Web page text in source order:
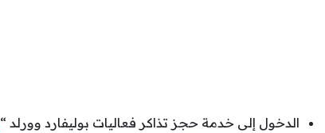
الدخول إلى خدمة حجز تذاكر فعاليات بوليفارد وورلد “